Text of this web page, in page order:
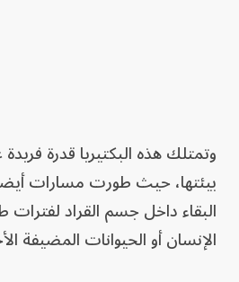
وتمتلك هذه البكتيريا قدرة
بيئتها، حيث طورت مسارات
البقاء داخل جسم القراد لفترات
الإنسان أو الحيوانات المضيفة